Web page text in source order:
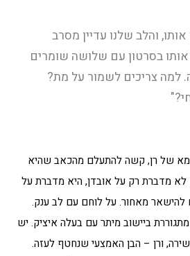
והלב שלנו עדיין מסרב
אותו בסרטון עם שלושה שומרים
למה צריכים לשמור על מת?
של רן, קשה להתעלם מהכאב שהיא
לא מדברת רק על אובדן, היא מדברת על
מאחור. על לוחם עם לב ענק.
ביישוב מיתר עם בעלה איציק. יש
ורן – הבן האמצעי שנחטף לעזה.